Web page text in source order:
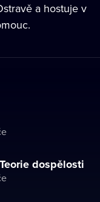
a hostuje v
dospělosti